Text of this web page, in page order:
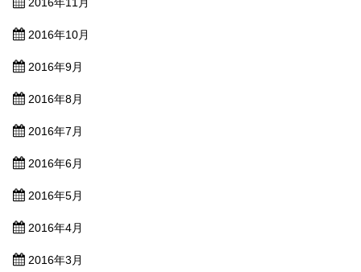
2016年11月
2016年10月
2016年9月
2016年8月
2016年7月
2016年6月
2016年5月
2016年4月
2016年3月